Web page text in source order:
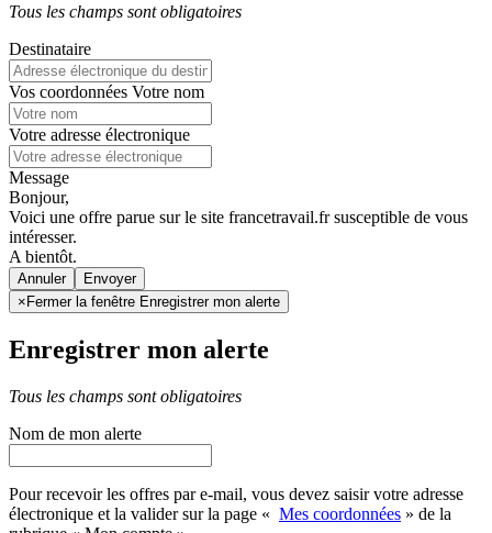
Tous les champs sont obligatoires
Destinataire
Vos coordonnées Votre nom
Votre adresse électronique
Message
Bonjour,
Voici une offre parue sur le site francetravail.fr susceptible de vous
intéresser.
A bientôt.
Annuler
× Fermer la fenêtre Enregistrer mon alerte
Enregistrer mon alerte
Tous les champs sont obligatoires
Nom de mon alerte
Pour recevoir les offres par e-mail, vous devez saisir votre adresse
électronique et la valider sur la page « Mes coordonnées » de la